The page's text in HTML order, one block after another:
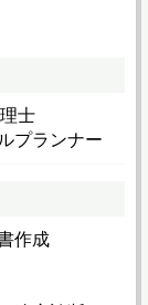
士
プランナー
作成